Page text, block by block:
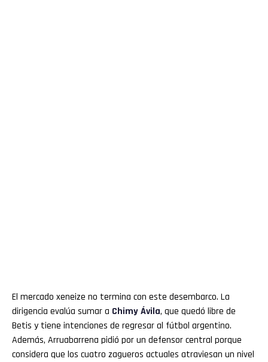
El mercado xeneize no termina con este desembarco. La
dirigencia evalúa sumar a Chimy Ávila, que quedó libre de
Betis y tiene intenciones de regresar al fútbol argentino.
Además, Arruabarrena pidió por un defensor central porque
considera que los cuatro zagueros actuales atraviesan un nivel